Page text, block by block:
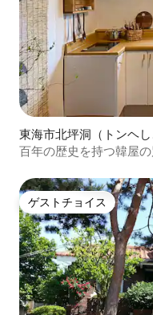
東海市北坪洞（トンヘし
のペンション
百年の歴史を持つ韓屋
ゲストチョイス
ゲストチョイス